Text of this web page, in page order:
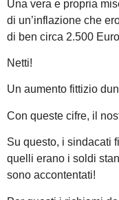
Una vera e propria
di un’inflazione che
di ben circa 2.500
Netti!
Un aumento fittizio
Con queste cifre, il
Su questo, i sindacati
quelli erano i soldi
sono accontentati!